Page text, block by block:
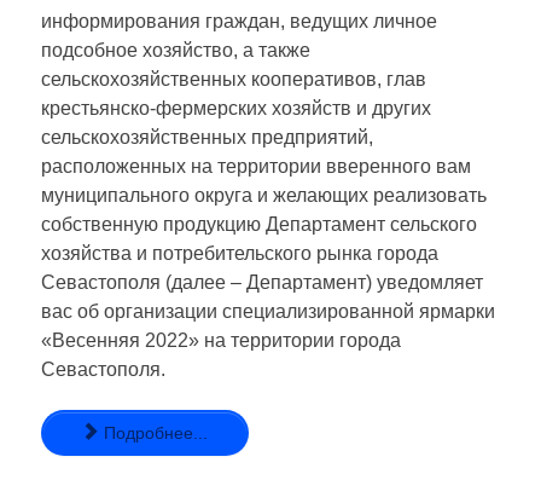
информирования граждан, ведущих личное
подсобное хозяйство, а также
сельскохозяйственных кооперативов, глав
крестьянско-фермерских хозяйств и других
сельскохозяйственных предприятий,
расположенных на территории вверенного вам
муниципального округа и желающих реализовать
собственную продукцию Департамент сельского
хозяйства и потребительского рынка города
Севастополя (далее – Департамент) уведомляет
вас об организации специализированной ярмарки
«Весенняя 2022» на территории города
Севастополя.
Подробнее...